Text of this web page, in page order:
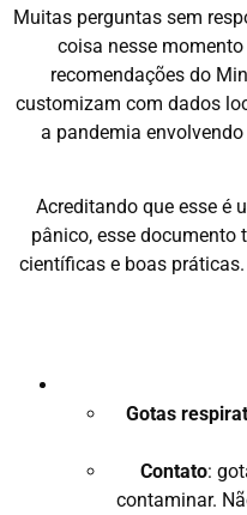
Muitas perguntas sem
coisa nesse
recomendações do
customizam com dados
a pandemia
Acreditando que esse é
pânico, esse documento
científicas e boas
Gotas
Contato:
contaminar.